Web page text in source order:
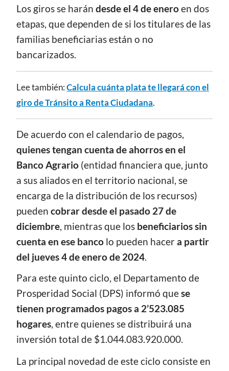
Los giros se harán desde el 4 de eneroen dos
etapas, que dependen de si los titulares de las
familias beneficiarias están o no
bancarizados.
Lee también:Calcula cuánta plata te llegará con el
giro de Tránsito a Renta Ciudadana.
De acuerdo con el calendario de pagos,
quienes tengan cuenta de ahorros en el
Banco Agrario (entidad financiera que, junto
a sus aliados en el territorio nacional, se
encarga de la distribución de los recursos)
pueden cobrar desde el pasado 27 de
diciembre, mientras que los beneficiarios sin
cuenta en ese banco lo pueden hacera partir
del jueves 4 de enero de 2024.
Para este quinto ciclo, el Departamento de
Prosperidad Social (DPS) informó quese
tienen programados pagos a 2’523.085
hogares, entre quienes se distribuirá una
inversión total de $1.044.083.920.000.
La principal novedad de este ciclo consiste en